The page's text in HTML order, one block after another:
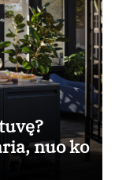
nuo ko